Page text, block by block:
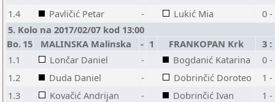
1.4
Pavličić Petar - Lukić Mia
0 -
5. Kolo na 2017/02/07 kod 13:00
Bo. 15 MALINSKA Malinska - 1 FRANKOPAN Krk
3 :
1.1
Lončar Daniel - Bogdanić Katarina
0 -
1.2
Duda Daniel - Dobrinčić Doroteo
1 -
1.3
Kovačić Andrijan - Dobrinčić Ivan
1 -